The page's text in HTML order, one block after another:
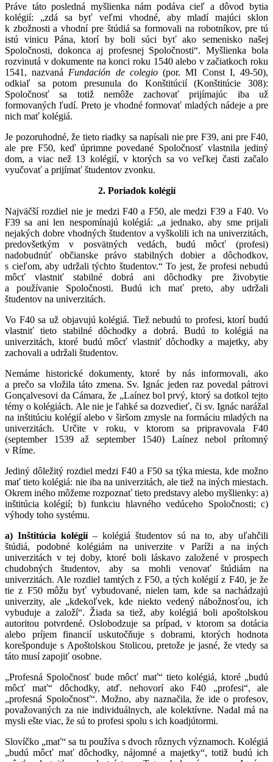
Práve táto posledná myšlienka nám podáva cieľ a dôvod bytia
kolégií: „zdá sa byť veľmi vhodné, aby mladí majúci sklon
k zbožnosti a vhodní pre štúdiá sa formovali na robotníkov, pre tú
istú vinicu Pána, ktorí by boli súci byť ako semenisko našej
Spoločnosti, dokonca aj profesnej Spoločnosti“. Myšlienka bola
rozvinutá v dokumente na konci roku 1540 alebo v začiatkoch roku
1541, nazvaná Fundación de colegio(por. MI Const I, 49-50),
odkiaľ sa potom presunula do Konštitúcií (Konštitúcie 308):
Spoločnosť sa totiž nemôže zachovať prijímajúc iba už
formovaných ľudí. Preto je vhodné formovať mladých nádeje a pre
nich mať kolégiá.
Je pozoruhodné, že tieto riadky sa napísali nie pre F39, ani pre F40,
ale pre F50, keď úprimne povedané Spoločnosť vlastnila jediný
dom, a viac než 13 kolégií, v ktorých sa vo veľkej časti začalo
vyučovať a prijímať študentov zvonku.
2. Poriadok kolégií
Najväčší rozdiel nie je medzi F40 a F50, ale medzi F39 a F40. Vo
F39 sa ani len nespomínajú kolégiá: „a jednako, aby sme prijali
nejakých dobre vhodných študentov a vyškolili ich na univerzitách,
predovšetkým v posvätných vedách, budú môcť (profesi)
nadobudnúť občianske právo stabilných dobier a dôchodkov,
s cieľom, aby udržali týchto študentov.“ To jest, že profesi nebudú
môcť vlastniť stabilné dobrá ani dôchodky pre živobytie
a používanie Spoločnosti. Budú ich mať preto, aby udržali
študentov na univerzitách.
Vo F40 sa už objavujú kolégiá. Tiež nebudú to profesi, ktorí budú
vlastniť tieto stabilné dôchodky a dobrá. Budú to kolégiá na
univerzitách, ktoré budú môcť vlastniť dôchodky a majetky, aby
zachovali a udržali študentov.
Nemáme historické dokumenty, ktoré by nás informovali, ako
a prečo sa vložila táto zmena. Sv. Ignác jeden raz povedal pátrovi
Gonçalvesovi da Cámara, že „Laínez bol prvý, ktorý sa dotkol tejto
témy o kolégiách. Ale nie je ľahké sa dozvedieť, či sv. Ignác narážal
na inštitúciu kolégií alebo v širšom zmysle na formáciu mladých na
univerzitách. Určite v roku, v ktorom sa pripravovala F40
(september 1539 až september 1540) Laínez nebol prítomný
v Ríme.
Jediný dôležitý rozdiel medzi F40 a F50 sa týka miesta, kde možno
mať tieto kolégiá: nie iba na univerzitách, ale tiež na iných miestach.
Okrem iného môžeme rozpoznať tieto predstavy alebo myšlienky: a)
inštitúcia kolégií; b) funkciu hlavného vedúceho Spoločnosti; c)
výhody toho systému.
a) Inštitúcia kolégií– kolégiá študentov sú na to, aby uľahčili
štúdiá, podobné kolégiám na univerzite v Paríži a na iných
univerzitách v tej doby, ktoré boli láskavo založené v prospech
chudobných študentov, aby sa mohli venovať štúdiám na
univerzitách. Ale rozdiel tamtých z F50, a tých kolégií z F40, je že
tie z F50 môžu byť vybudované, nielen tam, kde sa nachádzajú
univerzity, ale „kdekoľvek, kde niekto vedený nábožnosťou, ich
vybuduje a založí“. Žiada sa tiež, aby kolégiá boli apoštolskou
autoritou potvrdené. Oslobodzuje sa prípad, v ktorom sa dotácia
alebo príjem financií uskutočňuje s dobrami, ktorých hodnota
korešponduje s Apoštolskou Stolicou, pretože je jasné, že vtedy sa
táto musí zapojiť osobne.
„Profesná Spoločnosť bude môcť mať“ tieto kolégiá, ktoré „budú
môcť mať“ dôchodky, atď. nehovorí ako F40 „profesi“, ale
„profesná Spoločnosť“. Možno, aby naznačila, že ide o profesov,
považovaných za nie individuálnych, ale kolektívne. Nadal má na
mysli ešte viac, že sú to profesi spolu s ich koadjútormi.
Slovíčko „mať“ sa tu používa s dvoch rôznych významoch. Kolégiá
„budú môcť mať dôchodky, nájomné a majetky“, totiž budú ich